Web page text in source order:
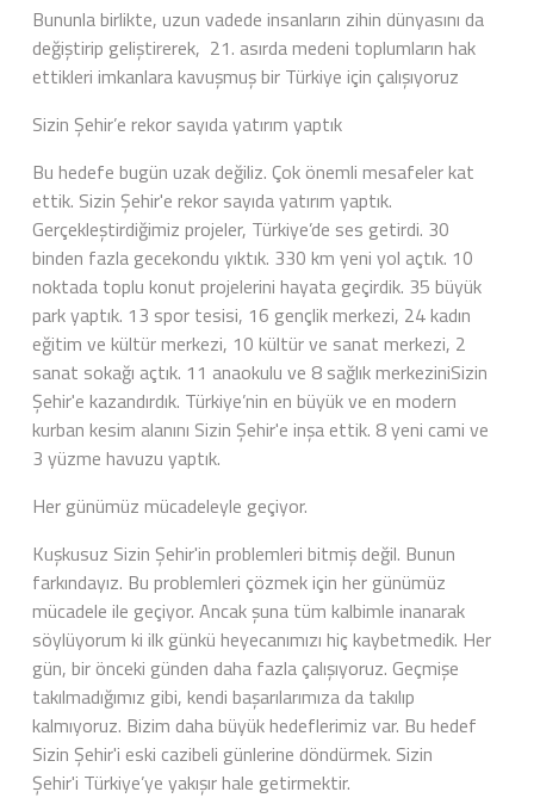
Bununla birlikte, uzun vadede insanların zihin dünyasını da
değiştirip geliştirerek, 21. asırda medeni toplumların hak
ettikleri imkanlara kavuşmuş bir Türkiye için çalışıyoruz
Sizin Şehir’e rekor sayıda yatırım yaptık
Bu hedefe bugün uzak değiliz. Çok önemli mesafeler kat
ettik. Sizin Şehir'e rekor sayıda yatırım yaptık.
Gerçekleştirdiğimiz projeler, Türkiye’de ses getirdi. 30
binden fazla gecekondu yıktık. 330 km yeni yol açtık. 10
noktada toplu konut projelerini hayata geçirdik. 35 büyük
park yaptık. 13 spor tesisi, 16 gençlik merkezi, 24 kadın
eğitim ve kültür merkezi, 10 kültür ve sanat merkezi, 2
sanat sokağı açtık. 11 anaokulu ve 8 sağlık merkeziniSizin
Şehir'e kazandırdık. Türkiye’nin en büyük ve en modern
kurban kesim alanını Sizin Şehir'e inşa ettik. 8 yeni cami ve
3 yüzme havuzu yaptık.
Her günümüz mücadeleyle geçiyor.
Kuşkusuz Sizin Şehir'in problemleri bitmiş değil. Bunun
farkındayız. Bu problemleri çözmek için her günümüz
mücadele ile geçiyor. Ancak şuna tüm kalbimle inanarak
söylüyorum ki ilk günkü heyecanımızı hiç kaybetmedik. Her
gün, bir önceki günden daha fazla çalışıyoruz. Geçmişe
takılmadığımız gibi, kendi başarılarımıza da takılıp
kalmıyoruz. Bizim daha büyük hedeflerimiz var. Bu hedef
Sizin Şehir'i eski cazibeli günlerine döndürmek. Sizin
Şehir'i Türkiye’ye yakışır hale getirmektir.